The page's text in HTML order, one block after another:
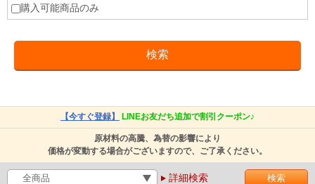
購入可能商品のみ
【今すぐ登録】 LINEお友だち追加で割引クーポン♪
原材料の高騰、為替の影響により
価格が変動する場合がございますので、ご了承ください。
詳細検索